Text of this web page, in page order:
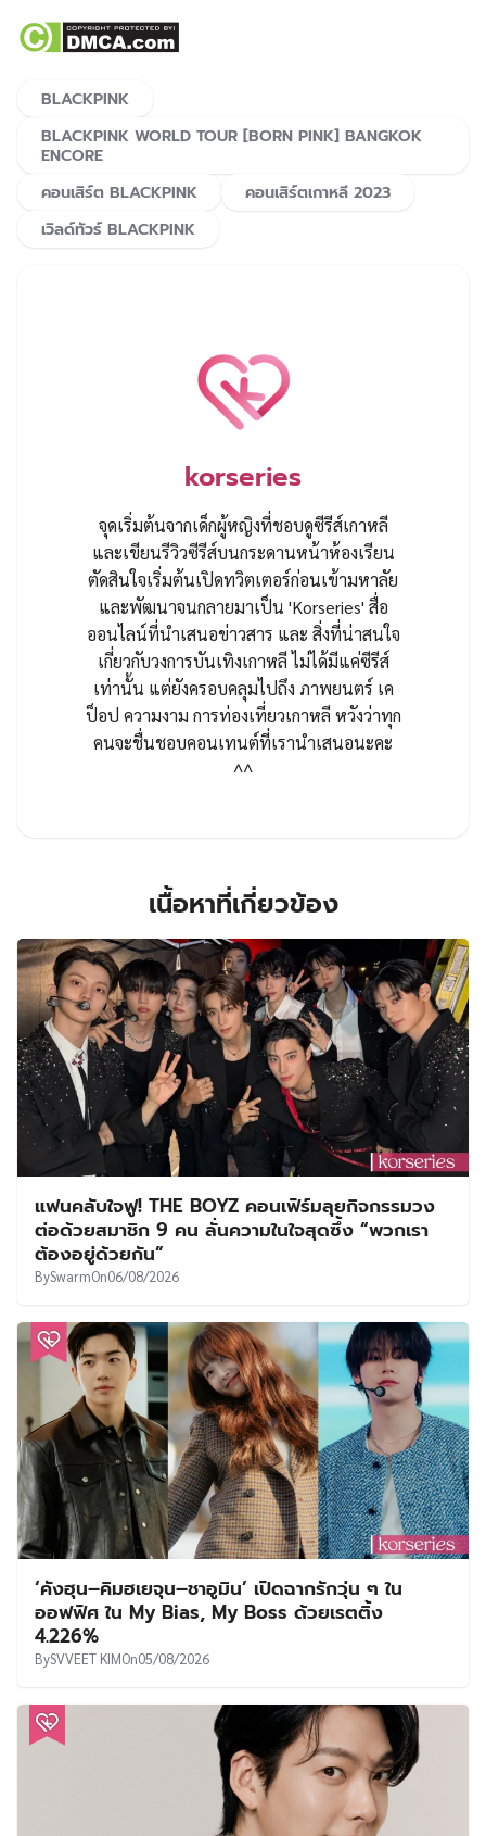
BLACKPINK
BLACKPINK WORLD TOUR [BORN PINK] BANGKOK
ENCORE
คอนเสิร์ต BLACKPINK
คอนเสิร์ตเกาหลี 2023
เวิลด์ทัวร์ BLACKPINK
korseries
จุดเริ่มต้นจากเด็กผู้หญิงที่ชอบดูซีรีส์เกาหลี
และเขียนรีวิวซีรีส์บนกระดานหน้าห้องเรียน
ตัดสินใจเริ่มต้นเปิดทวิตเตอร์ก่อนเข้ามหาลัย
และพัฒนาจนกลายมาเป็น 'Korseries' สื่อ
ออนไลน์ที่นำเสนอข่าวสาร และ สิ่งที่น่าสนใจ
เกี่ยวกับวงการบันเทิงเกาหลี ไม่ได้มีแค่ซีรีส์
เท่านั้น แต่ยังครอบคลุมไปถึง ภาพยนตร์ เค
ป็อป ความงาม การท่องเที่ยวเกาหลี หวังว่าทุก
คนจะชื่นชอบคอนเทนต์ที่เรานำเสนอนะคะ
^^
เนื้อหาที่เกี่ยวข้อง
แฟนคลับใจฟู! THE BOYZ คอนเฟิร์มลุยกิจกรรมวง
ต่อด้วยสมาชิก 9 คน ลั่นความในใจสุดซึ้ง “พวกเรา
ต้องอยู่ด้วยกัน”
BySwarmOn06/08/2026
‘คังฮุน–คิมฮเยจุน–ชาอูมิน’ เปิดฉากรักวุ่น ๆ ใน
ออฟฟิศ ใน My Bias, My Boss ด้วยเรตติ้ง
4.226%
BySVVEET KIMOn05/08/2026